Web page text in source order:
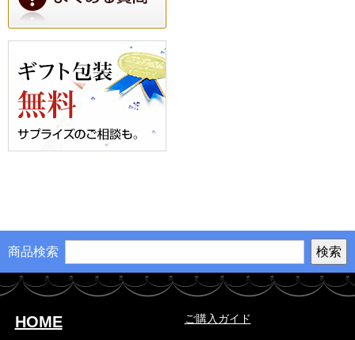
商品検索
HOME
ご購入ガイド